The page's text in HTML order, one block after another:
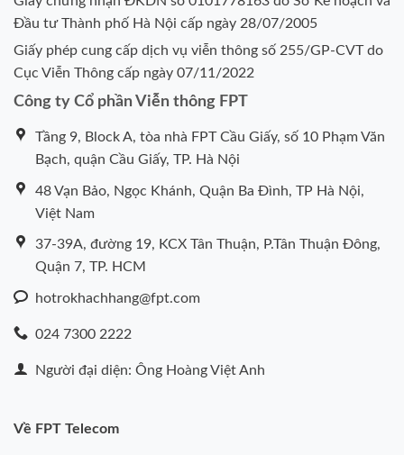
Đầu tư Thành phố Hà Nội cấp ngày 28/07/2005
Giấy phép cung cấp dịch vụ viễn thông số 255/GP-CVT do
Cục Viễn Thông cấp ngày 07/11/2022
Công ty Cổ phần Viễn thông FPT
Tầng 9, Block A, tòa nhà FPT Cầu Giấy, số 10 Phạm Văn
Bạch, quận Cầu Giấy, TP. Hà Nội
48 Vạn Bảo, Ngọc Khánh, Quận Ba Đình, TP Hà Nội,
Việt Nam
37-39A, đường 19, KCX Tân Thuận, P.Tân Thuận Đông,
Quận 7, TP. HCM
hotrokhachhang@fpt.com
024 7300 2222
Người đại diện: Ông Hoàng Việt Anh
Về FPT Telecom